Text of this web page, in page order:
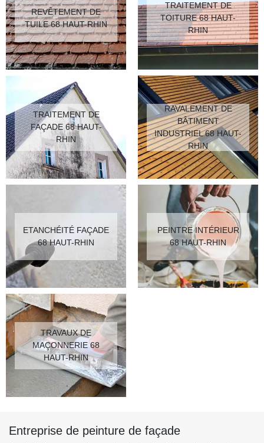
REVÊTEMENT DE
TUILE 68 HAUT-RHIN
TRAITEMENT DE
TOITURE 68 HAUT-
RHIN
TRAITEMENT DE
FAÇADE 68 HAUT-
RHIN
RAVALEMENT DE
BÂTIMENT
INDUSTRIEL 68 HAUT-
RHIN
ETANCHÉITÉ FAÇADE
68 HAUT-RHIN
PEINTRE INTÉRIEUR
68 HAUT-RHIN
TRAVAUX DE
MAÇONNERIE 68
HAUT-RHIN
Entreprise de peinture de façade